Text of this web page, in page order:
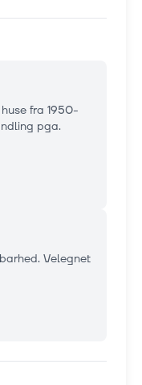
fra 1950-
pga.
Velegnet